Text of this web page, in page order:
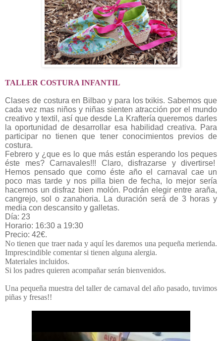
TALLER COSTURA INFANTIL
Clases de costura en Bilbao y para los txikis. Sabemos que
cada vez mas niños y niñas sienten atracción por el mundo
creativo y textil, así que desde La Kraftería queremos darles
la oportunidad de desarrollar esa habilidad creativa. Para
participar no tienen que tener conocimientos previos de
costura.
Febrero y ¿que es lo que más están esperando los peques
éste mes? Carnavales!!! Claro, disfrazarse y divertirse!
Hemos pensado que como éste año el carnaval cae un
poco mas tarde y nos pilla bien de fecha, lo mejor sería
hacernos un disfraz bien molón. Podrán elegir entre araña,
cangrejo, sol o zanahoria. La duración será de 3 horas y
media con descansito y galletas.
Día: 23
Horario: 16:30 a 19:30
Precio: 42€.
No tienen que traer nada y aquí les daremos una pequeña merienda.
Imprescindible comentar si tienen alguna alergia.
Materiales incluidos.
Si los padres quieren acompañar serán bienvenidos.
Una pequeña muestra del taller de carnaval del año pasado, tuvimos
piñas y fresas!!